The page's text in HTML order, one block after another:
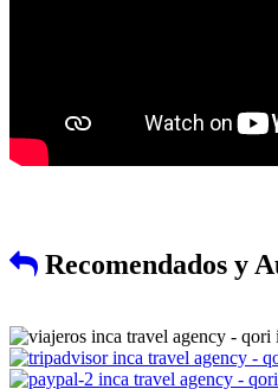
Recomendados y